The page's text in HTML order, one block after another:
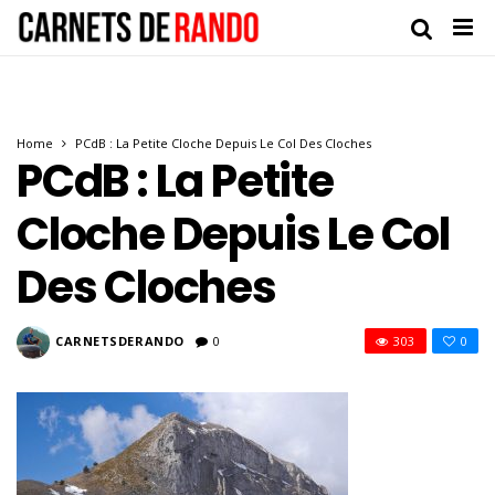
Home PCdB : La Petite Cloche Depuis Le Col Des Cloches
PCdB : La Petite
Cloche Depuis Le Col
Des Cloches
CARNETSDERANDO 0 0
303